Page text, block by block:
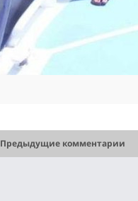
Предыдущие комментарии